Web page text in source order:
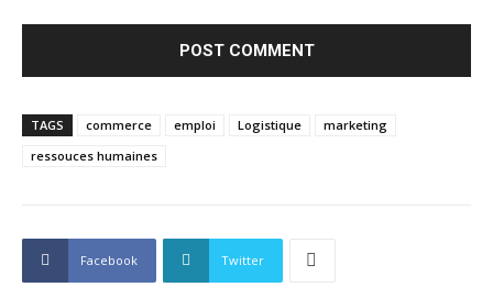
TAGS commerce emploi Logistique
marketing
ressouces humaines
Facebook Twitter